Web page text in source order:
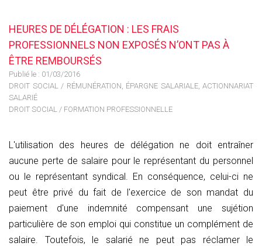
HEURES DE DÉLÉGATION : LES FRAIS
PROFESSIONNELS NON EXPOSÉS N’ONT PAS À
ÊTRE REMBOURSÉS
Publié le : 01/03/2016
DROIT SOCIAL/ RÉMUNÉRATION, ÉPARGNE SALARIALE, ACTIONNARIAT
SALARIÉ
DROIT SOCIAL / FORMATION PROFESSIONNELLE
L'utilisation des heures de délégation ne doit entraîner
aucune perte de salaire pour le représentant du personnel
ou le représentant syndical. En conséquence, celui-ci ne
peut être privé du fait de l'exercice de son mandat du
paiement d'une indemnité compensant une sujétion
particulière de son emploi qui constitue un complément de
salaire. Toutefois, le salarié ne peut pas réclamer le